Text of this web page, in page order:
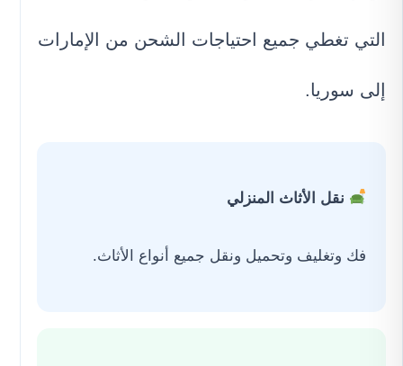
التي تغطي جميع احتياجات الشحن من الإمارات
إلى سوريا.
نقل الأثاث المنزلي
فك وتغليف وتحميل ونقل جميع أنواع الأثاث.